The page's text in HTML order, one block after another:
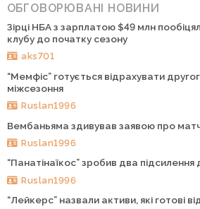
ОБГОВОРЮВАНІ НОВИНИ
Зірці НБА з зарплатою $49 млн
клубу до початку сезону
aks701
“Мемфіс” готується відрахувати
міжсезоння
Ruslan1996
Вембаньяма здивував заявою про
Ruslan1996
“Панатінаїкос” зробив два підсилення
Ruslan1996
“Лейкерс” назвали активи, які готові